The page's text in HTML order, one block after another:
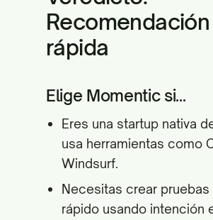
Recomendación
rápida
Elige Momentic si...
Eres una startup nativa
usa herramientas como
Windsurf.
Necesitas crear pruebas
rápido usando intención